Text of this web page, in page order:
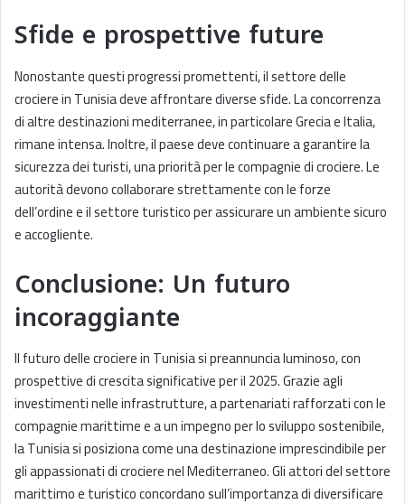
Sfide e prospettive future
Nonostante questi progressi promettenti, il settore delle
crociere in Tunisia deve affrontare diverse sfide. La concorrenza
di altre destinazioni mediterranee, in particolare Grecia e Italia,
rimane intensa. Inoltre, il paese deve continuare a garantire la
sicurezza dei turisti, una priorità per le compagnie di crociere. Le
autorità devono collaborare strettamente con le forze
dell’ordine e il settore turistico per assicurare un ambiente sicuro
e accogliente.
Conclusione: Un futuro
incoraggiante
Il futuro delle crociere in Tunisia si preannuncia luminoso, con
prospettive di crescita significative per il 2025. Grazie agli
investimenti nelle infrastrutture, a partenariati rafforzati con le
compagnie marittime e a un impegno per lo sviluppo sostenibile,
la Tunisia si posiziona come una destinazione imprescindibile per
gli appassionati di crociere nel Mediterraneo. Gli attori del settore
marittimo e turistico concordano sull’importanza di diversificare